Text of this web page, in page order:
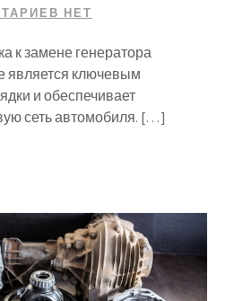
НЕТ
к замене генератора
является ключевым
и обеспечивает
сеть автомобиля. […]